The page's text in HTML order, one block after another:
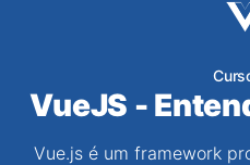
VueJS -
Vue.js é um framework